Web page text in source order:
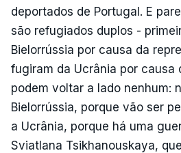
deportados de Portugal. E
são refugiados duplos -
Bielorrússia por causa da
fugiram da Ucrânia por causa
podem voltar a lado nenhum:
Bielorrússia, porque vão ser
a Ucrânia, porque há uma
Sviatlana Tsikhanouskaya,